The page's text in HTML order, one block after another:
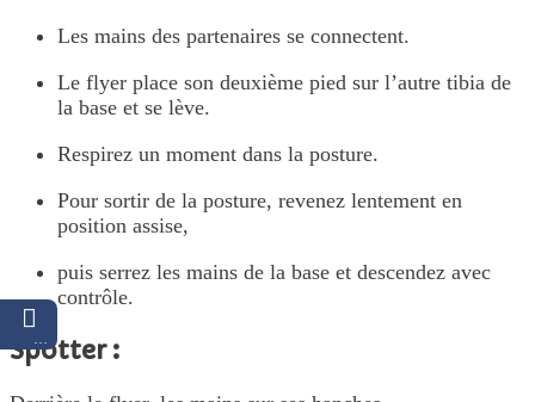
Les mains des partenaires se connectent.
Le flyer place son deuxième pied sur l’autre tibia de
la base et se lève.
Respirez un moment dans la posture.
Pour sortir de la posture, revenez lentement en
position assise,
puis serrez les mains de la base et descendez avec
contrôle.
Spotter :
…